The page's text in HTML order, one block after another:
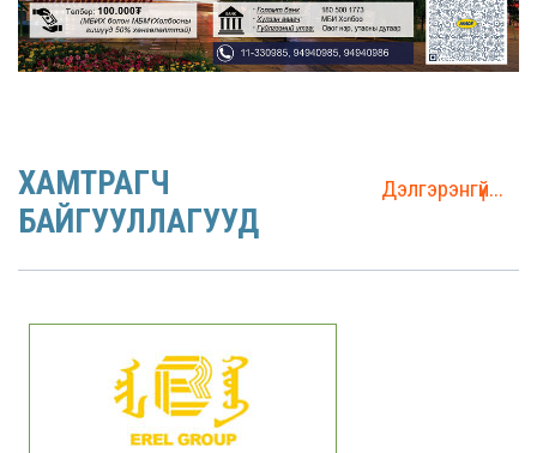
ХАМТРАГЧ
БАЙГУУЛЛАГУУД
Дэлгэрэнгүй...